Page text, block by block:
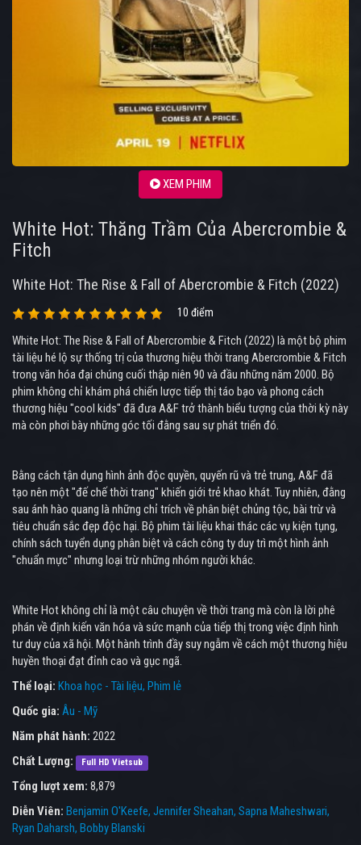
XEM PHIM
White Hot: Thăng Trầm Của Abercrombie &
Fitch
White Hot: The Rise & Fall of Abercrombie & Fitch (2022)
10 điểm
White Hot: The Rise & Fall of Abercrombie & Fitch (2022) là một bộ phim
tài liệu hé lộ sự thống trị của thương hiệu thời trang Abercrombie & Fitch
trong văn hóa đại chúng cuối thập niên 90 và đầu những năm 2000. Bộ
phim không chỉ khám phá chiến lược tiếp thị táo bạo và phong cách
thương hiệu "cool kids" đã đưa A&F trở thành biểu tượng của thời kỳ này
mà còn phơi bày những góc tối đằng sau sự phát triển đó.
Bằng cách tận dụng hình ảnh độc quyền, quyến rũ và trẻ trung, A&F đã
tạo nên một "đế chế thời trang" khiến giới trẻ khao khát. Tuy nhiên, đằng
sau ánh hào quang là những chỉ trích về phân biệt chủng tộc, bài trừ và
tiêu chuẩn sắc đẹp độc hại. Bộ phim tài liệu khai thác các vụ kiện tụng,
chính sách tuyển dụng phân biệt và cách công ty duy trì một hình ảnh
"chuẩn mực" nhưng loại trừ những nhóm người khác.
White Hot không chỉ là một câu chuyện về thời trang mà còn là lời phê
phán về định kiến văn hóa và sức mạnh của tiếp thị trong việc định hình
tư duy của xã hội. Một hành trình đầy suy ngẫm về cách một thương hiệu
huyền thoại đạt đỉnh cao và gục ngã.
Thể loại: Khoa học - Tài liệu Phim lẻ
Quốc gia: Âu - Mỹ
Năm phát hành: 2022
Chất Lượng:
Full HD Vietsub
Tổng lượt xem: 8,879
Diễn Viên: Benjamin O'Keefe Jennifer Sheahan Sapna Maheshwari
Ryan Daharsh Bobby Blanski